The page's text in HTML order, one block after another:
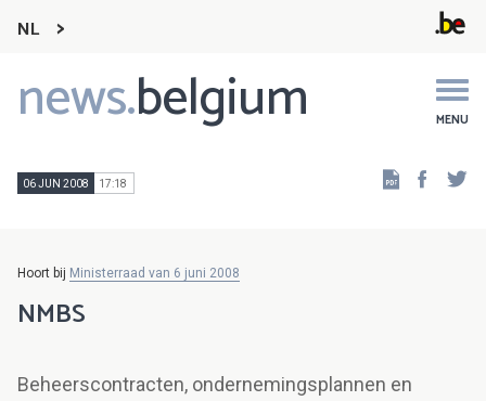
NL
news.belgium MENU
Main
navigation
06 JUN 2008 17:18
Hoort bij Ministerraad van 6 juni 2008
NMBS
Beheerscontracten, ondernemingsplannen en